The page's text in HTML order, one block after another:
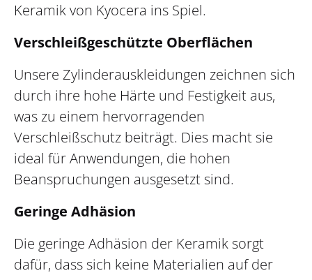
Keramik von Kyocera ins Spiel.
Verschleißgeschützte Oberflächen
Unsere Zylinderauskleidungen zeichnen sich
durch ihre hohe Härte und Festigkeit aus,
was zu einem hervorragenden
Verschleißschutz beiträgt. Dies macht sie
ideal für Anwendungen, die hohen
Beanspruchungen ausgesetzt sind.
Geringe Adhäsion
Die geringe Adhäsion der Keramik sorgt
dafür, dass sich keine Materialien auf der